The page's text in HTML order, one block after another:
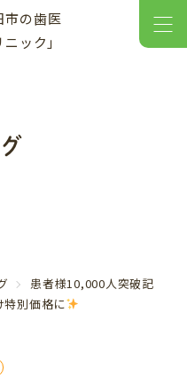
患者様10,000人突破記
特別価格に